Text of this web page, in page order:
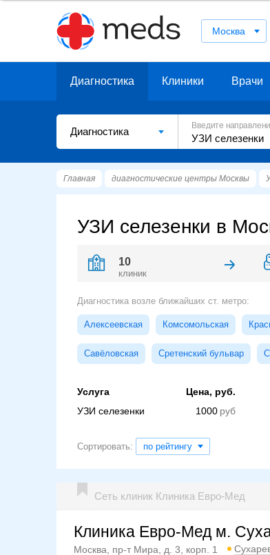
Москва
Диагностика Клиники Врачи
Диагностика
Введите
Главная диагностические центры Москвы
УЗИ селезенки в
10
клиник
Диагностика возле ближайших ст. метро:
Алексеевская Комсомольская
Савёловская Сретенский бульвар
Услуга
Цена, руб.
УЗИ селезенки
1000
Сортировать: по рейтингу
Сеть клиник Клиника Евро-Мед
Клиника Евро-Мед м.
Москва, пр-т Мира, д. 3, корп. 1